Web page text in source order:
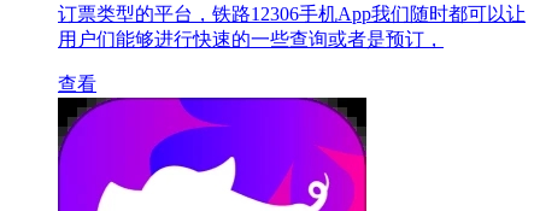
订票类型的平台，铁路12306手机App我们随时都可以让
用户们能够进行快速的一些查询或者是预订，
查看